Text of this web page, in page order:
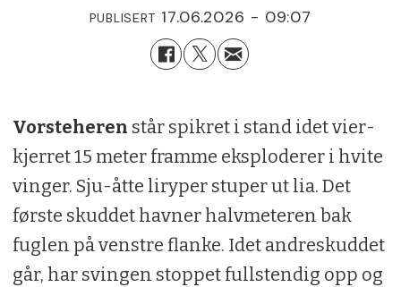
PUBLISERT 17.06.2026 - 09:07
Vorsteheren står spikret i stand idet vier-
kjerret 15 meter framme eksploderer i hvite
vinger. Sju-åtte liryper stuper ut lia. Det
første skuddet havner halvmeteren bak
fuglen på venstre flanke. Idet andreskuddet
går, har svingen stoppet fullstendig opp og